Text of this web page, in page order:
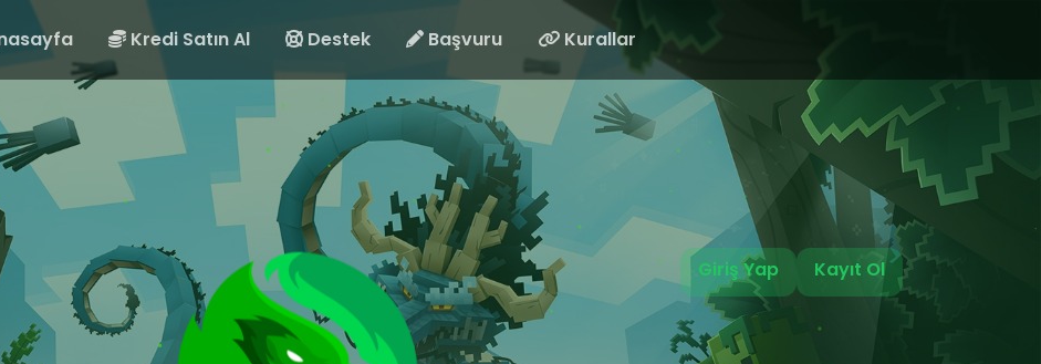
Giriş Yap Kayıt Ol
Kredi Satın Al Destek Başvuru Kurallar